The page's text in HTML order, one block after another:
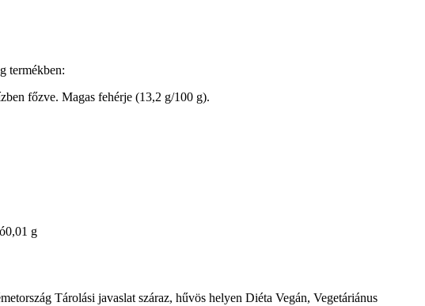
termékben:
főzve. Magas fehérje (13,2 g/100 g).
g
Tárolási javaslat száraz, hűvös helyen Diéta Vegán, Vegetáriánus